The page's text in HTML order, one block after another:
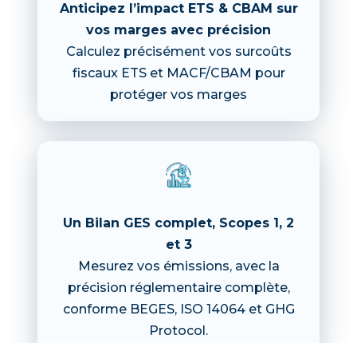
Anticipez l’impact ETS & CBAM sur
vos marges avec précision
Calculez précisément vos surcoûts
fiscaux ETS et MACF/CBAM pour
protéger vos marges
Un Bilan GES complet, Scopes 1, 2
et 3
Mesurez vos émissions, avec la
précision réglementaire complète,
conforme BEGES, ISO 14064 et GHG
Protocol.